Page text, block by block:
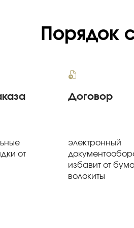
Порядок
от
Договор
электронный
избавит от
волокиты